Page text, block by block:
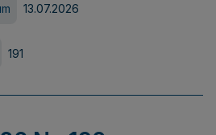
13.07.2026
191